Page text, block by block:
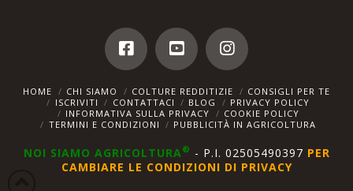
HOME CHI SIAMO COLTURE REDDITIZIE
CONSIGLI PER TE
ISCRIVITI
CONTATTACI BLOG
PRIVACY POLICY
INFORMATIVA SULLA PRIVACY
COOKIE POLICY
TERMINI E CONDIZIONI
PUBBLICITÀ IN AGRICOLTURA
NOI SIAMO AGRICOLTURA ® - P.I. 02505490397 PER
CAMBIARE LE CONDIZIONI DI PRIVACY